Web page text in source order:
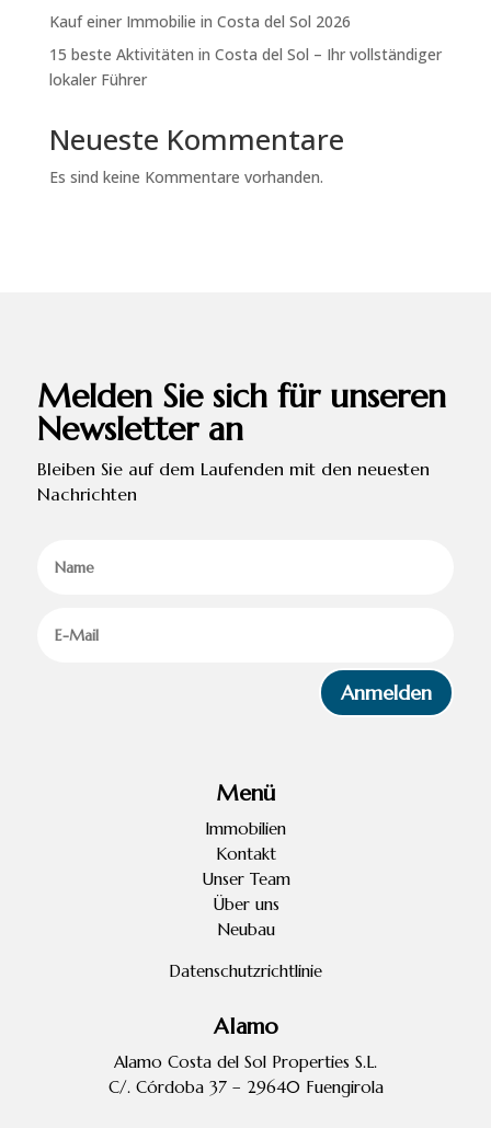
Kauf einer Immobilie in Costa del Sol 2026
15 beste Aktivitäten in Costa del Sol – Ihr vollständiger
lokaler Führer
Neueste Kommentare
Es sind keine Kommentare vorhanden.
Melden Sie sich für unseren
Newsletter an
Bleiben Sie auf dem Laufenden mit den neuesten
Nachrichten
Anmelden
Menü
Immobilien
Kontakt
Unser Team
Über uns
Neubau
Datenschutzrichtlinie
Alamo
Alamo Costa del Sol Properties S.L.
C/. Córdoba 37 – 29640 Fuengirola